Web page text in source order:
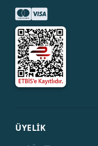
ÜYELİK